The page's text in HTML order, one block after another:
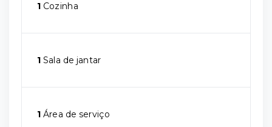
1 Cozinha
1 Sala de jantar
1 Área de serviço